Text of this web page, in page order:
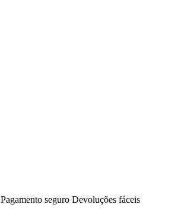
Pagamento seguro Devoluções fáceis